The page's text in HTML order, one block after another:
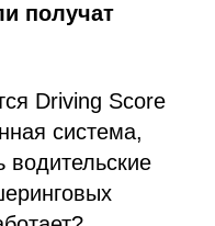
получат
Driving Score
система,
водительские